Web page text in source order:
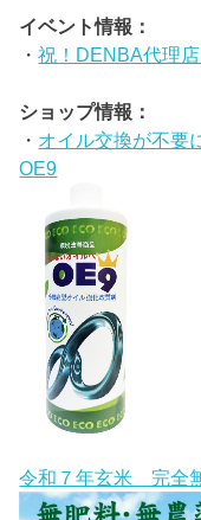
イベント情報：
・祝！DENBA代理
ショップ情報：
・ オイル交換が不要
OE9
令和７年玄米 完全